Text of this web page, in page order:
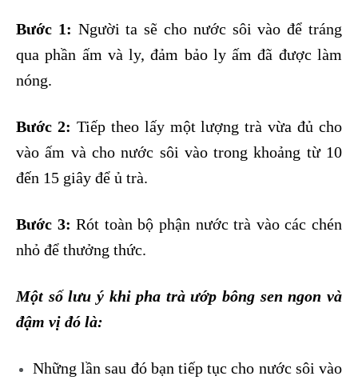
Bước 1: Người ta sẽ cho nước sôi vào để tráng
qua phần ấm và ly, đảm bảo ly ấm đã được làm
nóng.
Bước 2: Tiếp theo lấy một lượng trà vừa đủ cho
vào ấm và cho nước sôi vào trong khoảng từ 10
đến 15 giây để ủ trà.
Bước 3: Rót toàn bộ phận nước trà vào các chén
nhỏ để thưởng thức.
Một số lưu ý khi pha trà ướp bông sen ngon và
đậm vị đó là:
Những lần sau đó bạn tiếp tục cho nước sôi vào